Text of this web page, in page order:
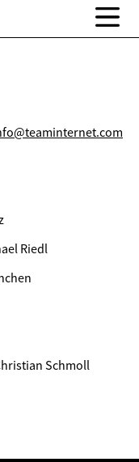
Riedl
Schmoll